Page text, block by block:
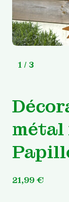
1 / 3
métal
21,99€